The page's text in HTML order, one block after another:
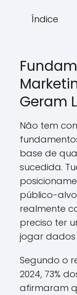
Índice
Geram
Não tem
base de
sucedida.
público-
realmente
preciso ter
jogar dados
Segundo o
2024, 73%
afirmaram